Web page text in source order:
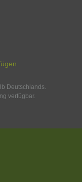
Deutschlands.
verfügbar.